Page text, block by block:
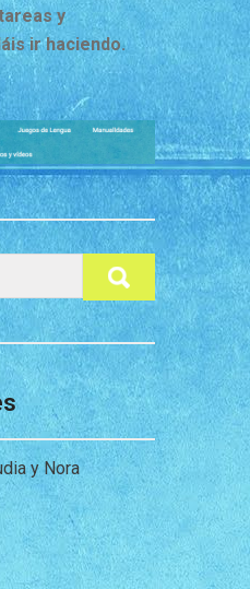
y
ir haciendo.
y Nora